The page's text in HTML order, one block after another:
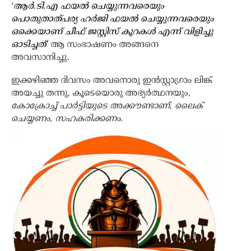
‘ആര്‍.ടി.എ ഫയല്‍ ചെയ്യുന്നവരെയും
പൊതുതാത്പര്യ ഹര്‍ജി ഫയല്‍ ചെയ്യുന്നവരെയും
ഒക്കെയാണ് ചീഫ് ജസ്റ്റിസ് കൂറകള്‍ എന്ന് വിളിച്ചു
ഓടിച്ചത്’ ആ സംഭാഷണം അങ്ങനെ
അവസാനിച്ചു.
ഇക്കഴിഞ്ഞ ദിവസം അവനൊരു ഇന്‍സ്റ്റാഗ്രാം ലിങ്ക്
അയച്ചു തന്നു, കൂടെയൊരു അഭ്യര്‍ത്ഥനയും,
കോക്രോച്ച് പാര്‍ട്ടിയുടെ അക്കൗണ്ടാണ്, ലൈക്
ചെയ്യണം, സഹകരിക്കണം.